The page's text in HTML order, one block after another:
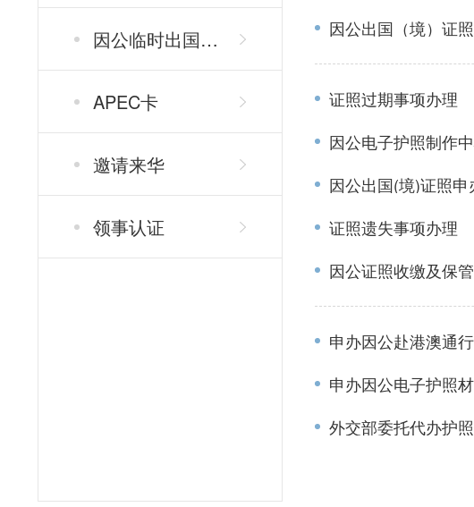
因公临时出国签证
APEC卡
邀请来华
领事认证
因公出国（境）证
证照过期事项办理
因公电子护照制作
因公出国(境)证照
证照遗失事项办理
因公证照收缴及保管
申办因公赴港澳通
申办因公电子护照
外交部委托代办护